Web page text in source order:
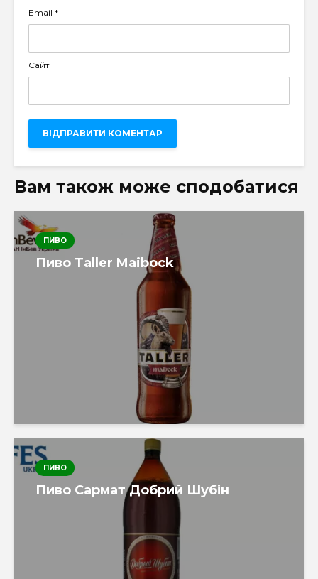
Email *
Сайт
Вам також може сподобатися
ПИВО
Пиво Taller Maibock
ПИВО
Пиво Сармат Добрий Шубін